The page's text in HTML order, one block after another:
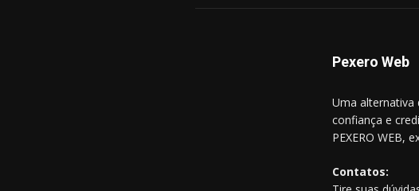
Pexero Web
Uma alternativa
confiança e
PEXERO WEB,
Contatos: